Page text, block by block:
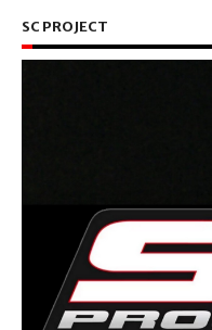
SC PROJECT